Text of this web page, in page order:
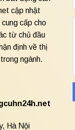
cập nhật
cấp cho
từ chủ đầu
định về thị
ngành.
Hà Nội